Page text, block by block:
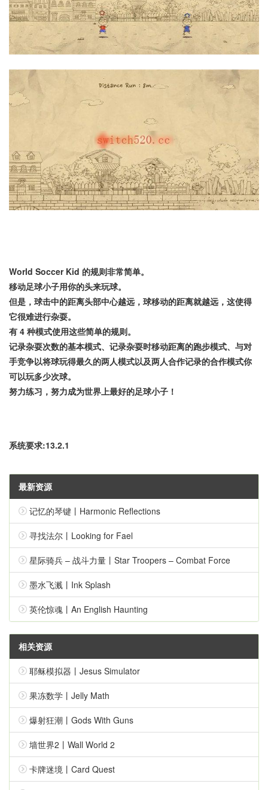
World Soccer Kid 的规则非常简单。
移动足球小子用你的头来玩球。
但是，球击中的距离头部中心越远，球移动的距离就越远，这使得
它很难进行杂耍。
有 4 种模式使用这些简单的规则。
记录杂耍次数的基本模式、记录杂耍时移动距离的跑步模式、与对
手竞争以将球玩得最久的两人模式以及两人合作记录的合作模式你
可以玩多少次球。
努力练习，努力成为世界上最好的足球小子！
系统要求:13.2.1
最新资源
记忆的琴键丨Harmonic Reflections
寻找法尔丨Looking for Fael
星际骑兵 – 战斗力量丨Star Troopers – Combat Force
墨水飞溅丨Ink Splash
英伦惊魂丨An English Haunting
相关资源
耶稣模拟器丨Jesus Simulator
果冻数学丨Jelly Math
爆射狂潮丨Gods With Guns
墙世界2丨Wall World 2
卡牌迷境丨Card Quest